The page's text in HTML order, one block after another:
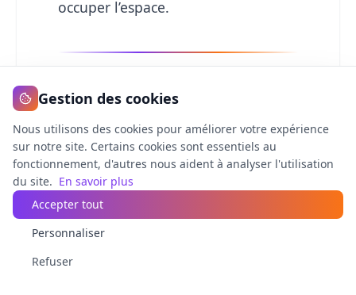
occuper l’espace.
8. Travaille le
maillage interne
comme une carte
de compréhension
Gestion des cookies
Nous utilisons des cookies pour améliorer votre expérience
sur notre site. Certains cookies sont essentiels au
fonctionnement, d'autres nous aident à analyser l'utilisation
du site. En savoir plus
Accepter tout
Personnaliser
Refuser